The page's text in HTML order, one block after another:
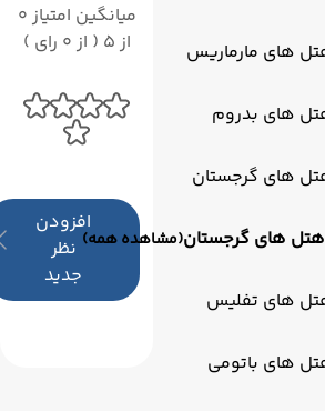
های مارماریس
های بدروم
های گرجستان
هتل های گرجستان(مشاهده همه)
های تفلیس
های باتومی
میانگین امتیاز 0
از 5 ( از 0 رای )
افزودن
نظر
جدید